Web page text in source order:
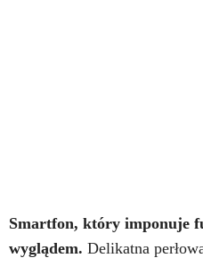
Smartfon, który imponuje
wyglądem. Delikatna